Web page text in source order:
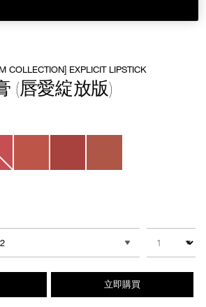
COLLECTION] EXPLICIT LIPSTICK
(唇愛綻放版)
數量
立即購買